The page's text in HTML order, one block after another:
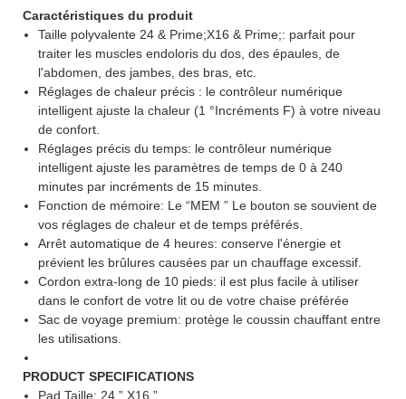
Caractéristiques du produit
Taille polyvalente 24 & Prime;X16 & Prime;: parfait pour
traiter les muscles endoloris du dos, des épaules, de
l'abdomen, des jambes, des bras, etc.
Réglages de chaleur précis : le contrôleur numérique
intelligent ajuste la chaleur (1 °Incréments F) à votre niveau
de confort.
Réglages précis du temps: le contrôleur numérique
intelligent ajuste les paramètres de temps de 0 à 240
minutes par incréments de 15 minutes.
Fonction de mémoire: Le “MEM ” Le bouton se souvient de
vos réglages de chaleur et de temps préférés.
Arrêt automatique de 4 heures: conserve l'énergie et
prévient les brûlures causées par un chauffage excessif.
Cordon extra-long de 10 pieds: il est plus facile à utiliser
dans le confort de votre lit ou de votre chaise préférée
Sac de voyage premium: protège le coussin chauffant entre
les utilisations.
PRODUCT SPECIFICATIONS
Pad Taille: 24 ” X16 ”